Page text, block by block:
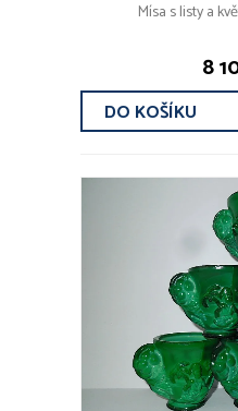
Mísa s listy a
8
DO KOŠÍKU